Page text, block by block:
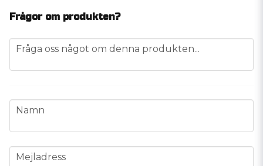
Frågor om produkten?
question
Fråga oss något om denna produkten...
name
Namn
email
Mejladress